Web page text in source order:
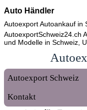
Auto Händler
Autoexport Autoankauf in
AutoexportSchweiz24.ch
und Modelle in Schweiz,